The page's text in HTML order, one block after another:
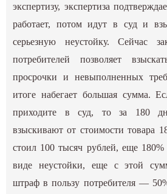
экспертизу, экспертиза
работает, потом идут в суд и
серьезную неустойку. Сейчас
потребителей позволяет
просрочки и невыполненных
итоге набегает большая сумма.
приходите в суд, то за 180
взыскивают от стоимости товара
стоил 100 тысяч рублей, еще 180%
виде неустойки, еще с этой
штраф в пользу потребителя —